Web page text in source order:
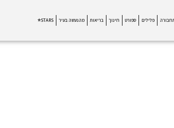
פלילים ספורט חינוך בריאות מהנעשה בעיר STARS⭐